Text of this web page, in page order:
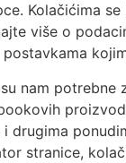
Kolačićima
više o
nam
drugima
stranice,